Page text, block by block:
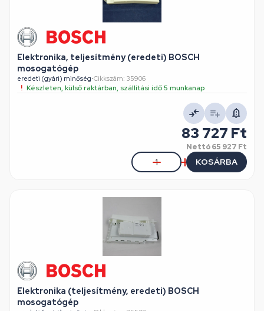
Elektronika, teljesítmény (eredeti) BOSCH
mosogatógép
eredeti (gyári) minőség•Cikkszám: 35906
Készleten, külső raktárban, szállítási idő 5 munkanap
83 727 Ft
Nettó65 927 Ft
KOSÁRBA
Elektronika (teljesítmény, eredeti) BOSCH
mosogatógép